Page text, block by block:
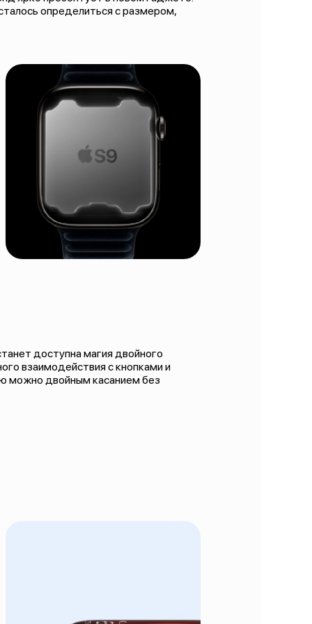
определиться с размером,
доступна магия двойного
взаимодействия с кнопками и
можно двойным касанием без